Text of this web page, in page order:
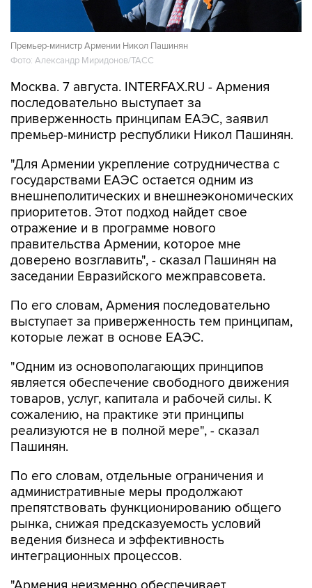
Премьер-министр Армении Никол Пашинян
Фото: Александр Миридонов/ТАСС
Москва. 7 августа. INTERFAX.RU - Армения
последовательно выступает за
приверженность принципам ЕАЭС, заявил
премьер-министр республики Никол Пашинян.
"Для Армении укрепление сотрудничества с
государствами ЕАЭС остается одним из
внешнеполитических и внешнеэкономических
приоритетов. Этот подход найдет свое
отражение и в программе нового
правительства Армении, которое мне
доверено возглавить", - сказал Пашинян на
заседании Евразийского межправсовета.
По его словам, Армения последовательно
выступает за приверженность тем принципам,
которые лежат в основе ЕАЭС.
"Одним из основополагающих принципов
является обеспечение свободного движения
товаров, услуг, капитала и рабочей силы. К
сожалению, на практике эти принципы
реализуются не в полной мере", - сказал
Пашинян.
По его словам, отдельные ограничения и
административные меры продолжают
препятствовать функционированию общего
рынка, снижая предсказуемость условий
ведения бизнеса и эффективность
интеграционных процессов.